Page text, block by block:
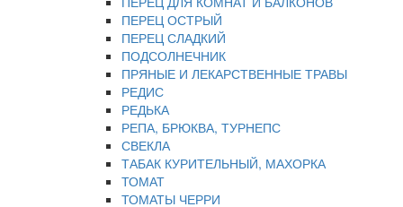
ПЕРЕЦ ОСТРЫЙ
ПЕРЕЦ СЛАДКИЙ
ПОДСОЛНЕЧНИК
ПРЯНЫЕ И ЛЕКАРСТВЕННЫЕ ТРАВЫ
РЕДИС
РЕДЬКА
РЕПА, БРЮКВА, ТУРНЕПС
СВЕКЛА
ТАБАК КУРИТЕЛЬНЫЙ, МАХОРКА
ТОМАТ
ТОМАТЫ ЧЕРРИ